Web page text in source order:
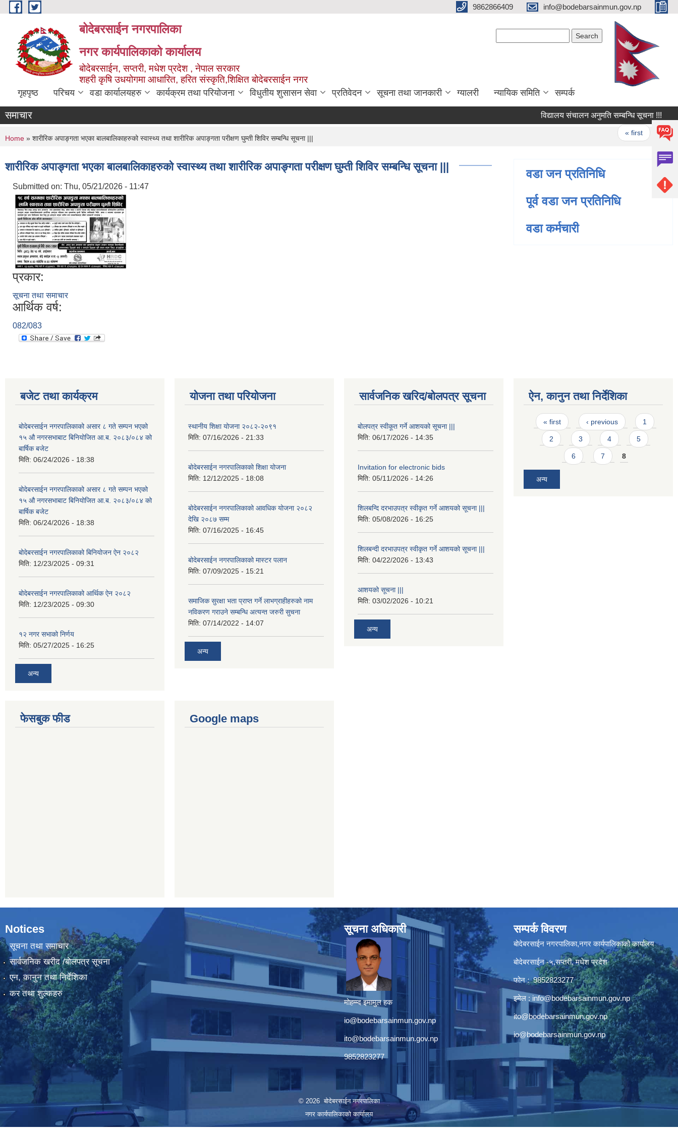
Skip to main content 9862866409 info@bodebarsainmun.gov.np
बोदेबरसाईन नगरपालिका
नगर कार्यपालिकाको कार्यालय
बोदेबरसाईन, सप्तरी, मधेश प्रदेश , नेपाल सरकार
शहरी कृषि उधयोगमा आधारित, हरित संस्कृति,शिक्षित बोदेबरसाईन नगर
गृहपृष्ठ परिचय वडा कार्यालयहरु कार्यक्रम तथा परियोजना विधुतीय शुसासन सेवा प्रतिवेदन सूचना तथा जानकारी ग्यालरी न्यायिक समिति सम्पर्क
समाचार विद्यालय स‌ंचालन अनुमति सम्बन्धि सूचना !!!
« first ‹
You are here
Home » शारीरिक अपाङ्गता भएका बालबालिकाहरुको स्वास्थ्य तथा शारीरिक अपाङ्गता परीक्षण घुम्ती शिविर सम्बन्धि सूचना |||
शारीरिक अपाङ्गता भएका बालबालिकाहरुको स्वास्थ्य तथा शारीरिक अपाङ्गता परीक्षण घुम्ती शिविर सम्बन्धि सूचना |||
Submitted on: Thu, 05/21/2026 - 11:47
प्रकार:
सूचना तथा समाचार
आर्थिक वर्ष:
082/083
वडा जन प्रतिनिधि
पूर्व वडा जन प्रतिनिधि
वडा कर्मचारी
बजेट तथा कार्यक्रम
बोदेबरसाईन नगरपालिकाको असार ८ गते सम्पन भएको
१५ ‍‍‍औ नगरसभाबाट बिनियोजित आ.ब. २०८३/०८४ को
बार्षिक बजेट
मिति: 06/24/2026 - 18:38
बोदेबरसाईन नगरपालिकाको असार ८ गते सम्पन भएको
१५ ‍‍‍औ नगरसभाबाट बिनियोजित आ.ब. २०८३/०८४ को
बार्षिक बजेट
मिति: 06/24/2026 - 18:38
बोदेबरसाईन नगरपालिकाको बिनियोजन ऐन २०८२
मिति: 12/23/2025 - 09:31
बोदेबरसाईन नगरपालिकाको आर्थिक ऐन २०८२
मिति: 12/23/2025 - 09:30
१२ नगर सभाको निर्णय
मिति: 05/27/2025 - 16:25
अन्य
योजना तथा परियोजना
स्थानीय शिक्षा योजना २०८२-२०९१
मिति: 07/16/2026 - 21:33
बोदेबरसाईन नगरपालिकाको शिक्षा योजना
मिति: 12/12/2025 - 18:08
बोदेबरसाईन नगरपालिकाको आवधिक योजना २०८२
देखि २०८७ सम्म
मिति: 07/16/2025 - 16:45
बोदेबरसाईन नगरपालिकाको मास्टर पलान
मिति: 07/09/2025 - 15:21
समाजिक सुरक्षा भता प्राप्त गर्ने लाभग्राहीहरुको नाम
नविकरण गराउने सम्बन्धि अत्यन्त जरुरी सुचना
मिति: 07/14/2022 - 14:07
अन्य
सार्वजनिक खरिद/बोलपत्र सूचना
बोलपत्र स्वीकूत गर्ने आशयको सूचना |||
मिति: 06/17/2026 - 14:35
Invitation for electronic bids
मिति: 05/11/2026 - 14:26
शिलबन्दि दरभाउपत्र स्वीकृत गर्ने आशयको सूचना |||
मिति: 05/08/2026 - 16:25
शिलबन्दी दरभाउपत्र स्वीकृत गर्ने आशयको सूचना |||
मिति: 04/22/2026 - 13:43
आशयको सूचना |||
मिति: 03/02/2026 - 10:21
अन्य
ऐन, कानुन तथा निर्देशिका
Pages
« first ‹ previous 1
2 3 4 5
6 7 8
अन्य
फेसबुक फीड Google maps
Notices
सूचना तथा समाचार
सार्वजनिक खरीद /बोलपत्र सूचना
एन, कानुन तथा निर्देशिका
कर तथा शुल्कहरु
सूचना अधिकारी
मोहम्म्द इमामुल हक
io@bodebarsainmun.gov.np
ito@bodebarsainmun.gov.np
9852823277
सम्पर्क विवरण
बोदेबरसाईन नगरपालिका,नगर कार्यपालिकाको कार्यालय
बोदेबरसाईन -५,सप्तरी, मधेश प्रदेश
फोन : 9852823277
इमेल : info@bodebarsainmun.gov.np
ito@bodebarsainmun.gov.np
io@bodebarsainmun.gov.np
© 2026 बोदेबरसाईन नगरपालिका
नगर कार्यपालिकाको कार्यालय